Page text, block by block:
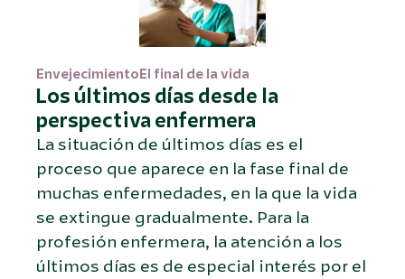
EnvejecimientoEl final de la vida
Los últimos días desde la
perspectiva enfermera
La situación de últimos días es el
proceso que aparece en la fase final de
muchas enfermedades, en la que la vida
se extingue gradualmente. Para la
profesión enfermera, la atención a los
últimos días es de especial interés por el